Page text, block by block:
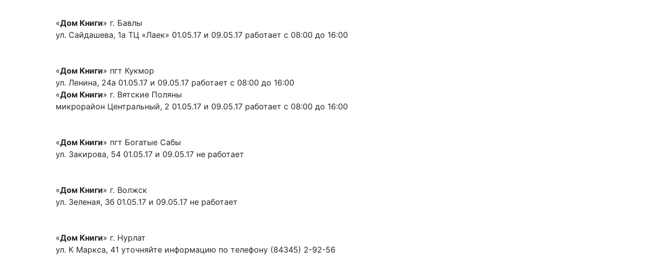
«Дом Книги» г. Бавлы
ул. Сайдашева, 1а ТЦ «Лаек» 01.05.17 и 09.05.17 работает с 08:00 до 16:00
«Дом Книги» пгт Кукмор
ул. Ленина, 24а 01.05.17 и 09.05.17 работает с 08:00 до 16:00
«Дом Книги» г. Вятские Поляны
микрорайон Центральный, 2 01.05.17 и 09.05.17 работает с 08:00 до 16:00
«Дом Книги» пгт Богатые Сабы
ул. Закирова, 54 01.05.17 и 09.05.17 не работает
«Дом Книги» г. Волжск
ул. Зеленая, 3б 01.05.17 и 09.05.17 не работает
«Дом Книги» г. Нурлат
ул. К Маркса, 41 уточняйте информацию по телефону (84345) 2-92-56